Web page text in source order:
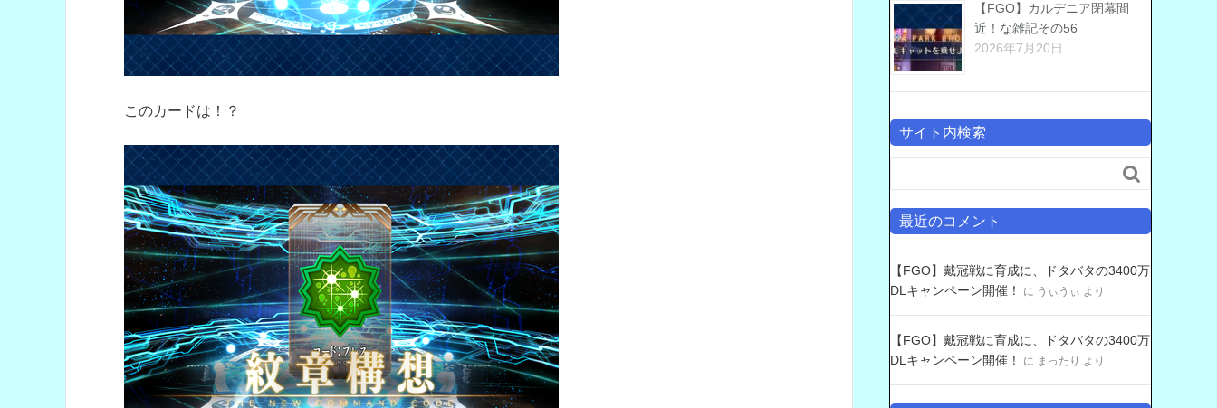
このカードは！？
【FGO】カルデニア閉幕間
近！な雑記その56
2026年7月20日
サイト内検索

最近のコメント
【FGO】戴冠戦に育成に、ドタバタの3400万
DLキャンペーン開催！
に うぃうぃ より
【FGO】戴冠戦に育成に、ドタバタの3400万
DLキャンペーン開催！
に まったり より